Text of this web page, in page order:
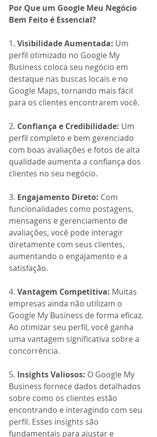
Por Que um Google Meu Negócio
Bem Feito é Essencial?
1. Visibilidade Aumentada: Um
perfil otimizado no Google My
Business coloca seu negócio em
destaque nas buscas locais e no
Google Maps, tornando mais fácil
para os clientes encontrarem você.
2. Confiança e Credibilidade: Um
perfil completo e bem gerenciado
com boas avaliações e fotos de alta
qualidade aumenta a confiança dos
clientes no seu negócio.
3. Engajamento Direto: Com
funcionalidades como postagens,
mensagens e gerenciamento de
avaliações, você pode interagir
diretamente com seus clientes,
aumentando o engajamento e a
satisfação.
4. Vantagem Competitiva: Muitas
empresas ainda não utilizam o
Google My Business de forma eficaz.
Ao otimizar seu perfil, você ganha
uma vantagem significativa sobre a
concorrência.
5. Insights Valiosos: O Google My
Business fornece dados detalhados
sobre como os clientes estão
encontrando e interagindo com seu
perfil. Esses insights são
fundamentais para ajustar e